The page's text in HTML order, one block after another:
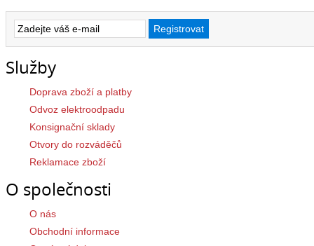
Služby
Doprava zboží a platby
Odvoz elektroodpadu
Konsignační sklady
Otvory do rozváděčů
Reklamace zboží
O společnosti
O nás
Obchodní informace